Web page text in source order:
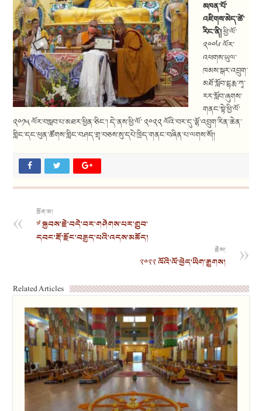
མཁན་པོ་
འཇིགས་མེད་ཚེ་
རིང་ནི།ཕྱི་ལོ་
༢༠༠༦ ལོར་
འཕགས་ཡུལ་
ཁམས་སྒར་འབྲུག་
མཐོ་སློབ་དྷརྨ་ཀཱ་
རར་སློབ་ཞུགས་
གནང་སྟེ་ཕྱི་ལོ་
༢༠༡༥ ལོར་བསླབ་པ་མཐར་ཕྱིན་ཅིང་། དེ་ནས་ཕྱི་ལོ་ ༢༠༢༢ ལོའི་བར་དུ་ལྷོ་འབྲུག་རིན་ཆེན་
གླིང་དང་ཕུན་ཚོགས་གླིང་བཤད་གྲྭ་བཅས་སུ་དཔེ་ཁྲིད་གནང་བཞིན་པ་ལགས་སོ།།
སྔོན་མ།
༧ སྐྱབས་རྗེ་བདེ་བར་གཤེགས་པར་གྲུབ་
དབང་རྡོ་རྫོང་བརྒྱད་པའི་འདས་མཆོད།
རྗེས།
༢༠༢༢ ལོའི་ལོ་ཕྱེད་ཡིག་རྒྱུགས།
Related Articles